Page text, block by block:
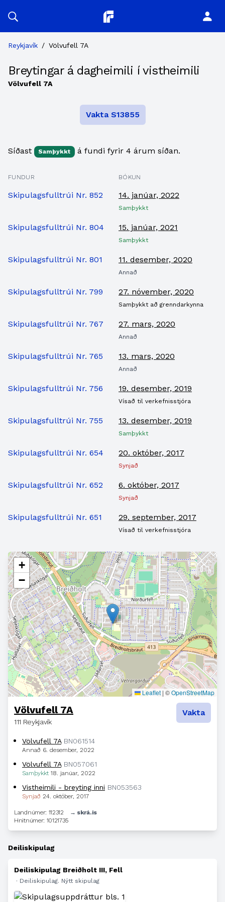
Planitor
Reykjavík / Völvufell 7A
Breytingar á dagheimili í vistheimili
Völvufell 7A
Vakta S13855
Síðast Samþykkt á fundi fyrir 4 árum síðan.
FUNDUR BÓKUN
Skipulagsfulltrúi Nr. 852 14. janúar, 2022
Samþykkt
Skipulagsfulltrúi Nr. 804 15. janúar, 2021
Samþykkt
Skipulagsfulltrúi Nr. 801 11. desember, 2020
Annað
Skipulagsfulltrúi Nr. 799 27. nóvember, 2020
Samþykkt að grenndarkynna
Skipulagsfulltrúi Nr. 767 27. mars, 2020
Annað
Skipulagsfulltrúi Nr. 765 13. mars, 2020
Annað
Skipulagsfulltrúi Nr. 756 19. desember, 2019
Vísað til verkefnisstjóra
Skipulagsfulltrúi Nr. 755 13. desember, 2019
Samþykkt
Skipulagsfulltrúi Nr. 654 20. október, 2017
Synjað
Skipulagsfulltrúi Nr. 652 6. október, 2017
Synjað
Skipulagsfulltrúi Nr. 651 29. september, 2017
Vísað til verkefnisstjóra
+
−
Leaflet | ©OpenStreetMap
Völvufell 7A
111 Reykjavík
Vakta
Völvufell 7A BN061514
Annað 6. desember, 2022
Völvufell 7A BN057061
Samþykkt 18. janúar, 2022
Vistheimili - breyting inni BN053563
Synjað 24. október, 2017
Landnúmer: 112312
→ skrá.is
Hnitnúmer: 10121735
Deiliskipulag
Deiliskipulag Breiðholt III, Fell
· Deiliskipulag. Nýtt skipulag